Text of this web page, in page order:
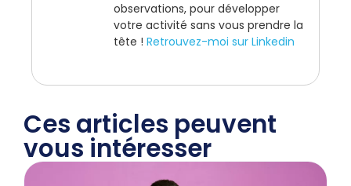
observations, pour développer
votre activité sans vous prendre la
tête ! Retrouvez-moi sur Linkedin
Ces articles peuvent
vous intéresser​